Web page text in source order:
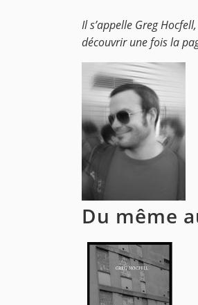
Il s’appelle Greg
découvrir une fois la
Du même